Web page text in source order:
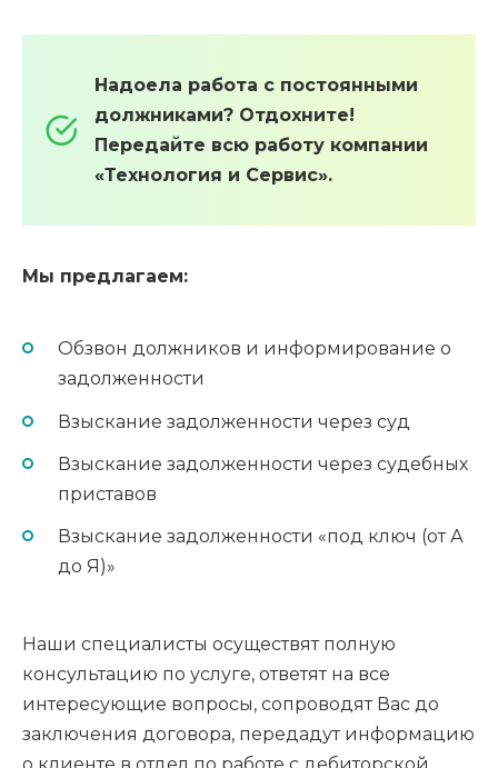
Надоела работа с постоянными
должниками? Отдохните!
Передайте всю работу компании
«Технология и Сервис».
Мы предлагаем:
Обзвон должников и информирование о
задолженности
Взыскание задолженности через суд
Взыскание задолженности через судебных
приставов
Взыскание задолженности «под ключ (от А
до Я)»
Наши специалисты осуществят полную
консультацию по услуге, ответят на все
интересующие вопросы, сопроводят Вас до
заключения договора, передадут информацию